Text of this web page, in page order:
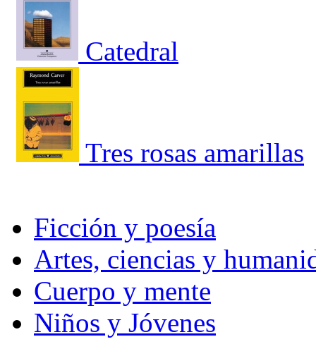
Catedral
Tres rosas amarillas
Ficción y poesía
Artes, ciencias y
Cuerpo y mente
Niños y Jóvenes